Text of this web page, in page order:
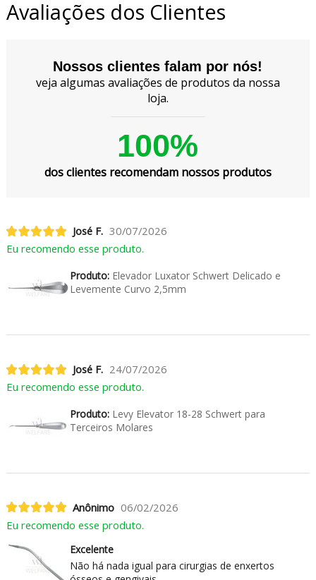
Avaliações dos Clientes
Nossos clientes falam por nós!
veja algumas avaliações de produtos da nossa
loja.
100%
dos clientes recomendam nossos produtos
José F. 30/07/2026
Eu recomendo esse produto.
Produto:Elevador Luxator Schwert Delicado e
Levemente Curvo 2,5mm
José F. 24/07/2026
Eu recomendo esse produto.
Produto:Levy Elevator 18-28 Schwert para
Terceiros Molares
Anônimo 06/02/2026
Eu recomendo esse produto.
Excelente
Não há nada igual para cirurgias de enxertos